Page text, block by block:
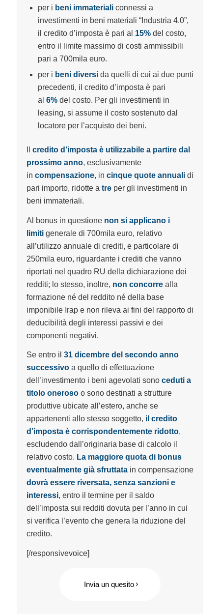
per i beni immaterialiconnessi a
investimenti in beni materiali “Industria 4.0”,
il credito d’imposta è pari al 15%del costo,
entro il limite massimo di costi ammissibili
pari a 700mila euro.
per i beni diversida quelli di cui ai due punti
precedenti, il credito d’imposta è pari
al 6%del costo. Per gli investimenti in
leasing, si assume il costo sostenuto dal
locatore per l’acquisto dei beni.
credito d’imposta è utilizzabile a partire dal
prossimo anno, esclusivamente
in compensazione, in cinque quote annualidi
pari importo, ridotte a treper gli investimenti in
beni immateriali.
Al bonus in questione non si applicano i
limitigenerale di 700mila euro, relativo
all’utilizzo annuale di crediti, e particolare di
250mila euro, riguardante i crediti che vanno
riportati nel quadro RU della dichiarazione dei
redditi; lo stesso, inoltre, non concorrealla
formazione né del reddito né della base
imponibile Irap e non rileva ai fini del rapporto di
deducibilità degli interessi passivi e dei
componenti negativi.
Se entro il 31 dicembre del secondo anno
successivoa quello di effettuazione
dell’investimento i beni agevolati sono ceduti a
titolo onerosoo sono destinati a strutture
produttive ubicate all’estero, anche se
appartenenti allo stesso soggetto, il credito
d’imposta è corrispondentemente ridotto,
escludendo dall’originaria base di calcolo il
relativo costo. La maggiore quota di bonus
eventualmente già sfruttatain compensazione
dovrà essere riversata, senza sanzioni e
interessi, entro il termine per il saldo
dell’imposta sui redditi dovuta per l’anno in cui
si verifica l’evento che genera la riduzione del
credito.
[/responsivevoice]
Invia un quesito